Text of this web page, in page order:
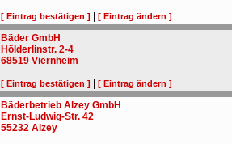
[ Eintrag bestätigen ] |[ Eintrag ändern ]
Bäder GmbH
Hölderlinstr. 2-4
68519 Viernheim
[ Eintrag bestätigen ] |[ Eintrag ändern ]
Bäderbetrieb Alzey GmbH
Ernst-Ludwig-Str. 42
55232 Alzey